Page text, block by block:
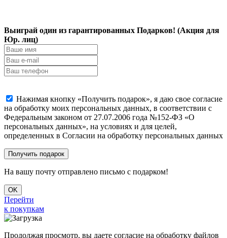
Выиграй один из гарантированных Подарков! (Акция для
Юр. лиц)
Нажимая кнопку «Получить подарок», я даю свое согласие
на обработку моих персональных данных, в соответствии с
Федеральным законом от 27.07.2006 года №152-ФЗ «О
персональных данных», на условиях и для целей,
определенных в Согласии на обработку персональных данных
На вашу почту отправлено письмо с подарком!
OK
Перейти
к покупкам
Продолжая просмотр, вы даете согласие на обработку файлов